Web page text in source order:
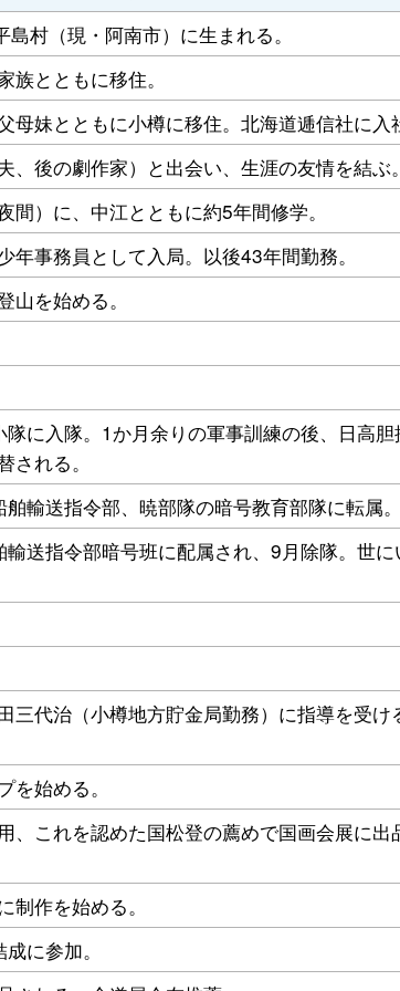
村（現・阿南市）に生まれる。
族とともに移住。
母妹とともに小樽に移住。北海道逓信社に入
、後の劇作家）と出会い、生涯の友情を結ぶ。
間）に、中江とともに約5年間修学。
年事務員として入局。以後43年間勤務。
山を始める。
に入隊。1か月余りの軍事訓練の後、日高胆
される。
輸送指令部、暁部隊の暗号教育部隊に転属。
送指令部暗号班に配属され、9月除隊。世に
三代治（小樽地方貯金局勤務）に指導を受け
を始める。
、これを認めた国松登の薦めで国画会展に出
制作を始める。
に参加。